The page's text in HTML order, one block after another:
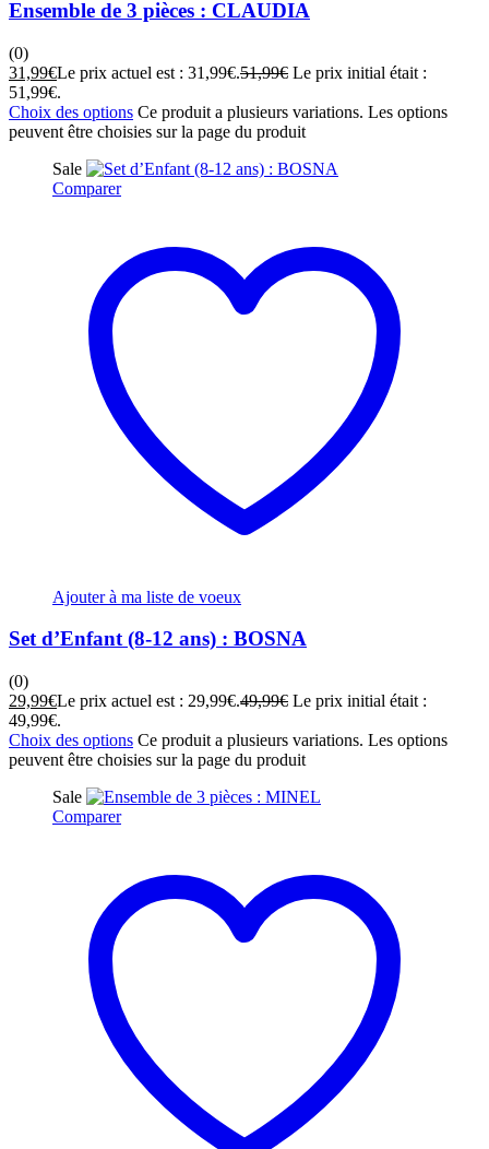
Ensemble de 3 pièces : CLAUDIA
(0)
31,99€Le prix actuel est : 31,99€.51,99€ Le prix initial était :
51,99€.
Choix des options Ce produit a plusieurs variations. Les options
peuvent être choisies sur la page du produit
Sale
Comparer
Ajouter à ma liste de voeux
Set d’Enfant (8-12 ans) : BOSNA
(0)
29,99€Le prix actuel est : 29,99€.49,99€ Le prix initial était :
49,99€.
Choix des options Ce produit a plusieurs variations. Les options
peuvent être choisies sur la page du produit
Sale
Comparer